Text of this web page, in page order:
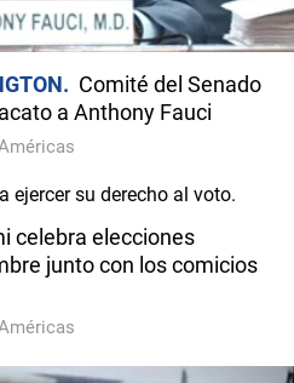
Comité del Senado
a Anthony Fauci
celebra elecciones
junto con los comicios